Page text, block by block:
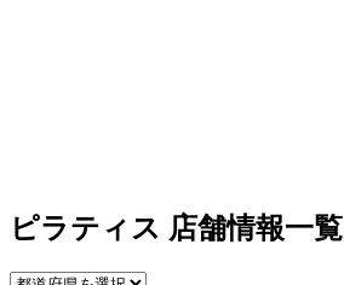
ピラティス 店舗情報一覧